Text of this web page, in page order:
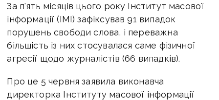
За п'ять місяців цього року Інститут масової
інформації (ІМІ) зафіксував 91 випадок
порушень свободи слова, і переважна
більшість із них стосувалася саме фізичної
агресії щодо журналістів (66 випадків).
Про це 5 червня заявила виконавча
директорка Інституту масової інформації